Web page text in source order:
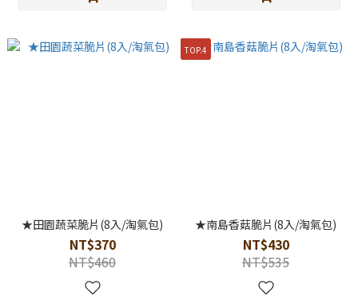
★田園蔬菜脆片(8入/淘氣包)
NT$370
NT$460
TOP.4
★南島香菇脆片(8入/淘氣包)
NT$430
NT$535